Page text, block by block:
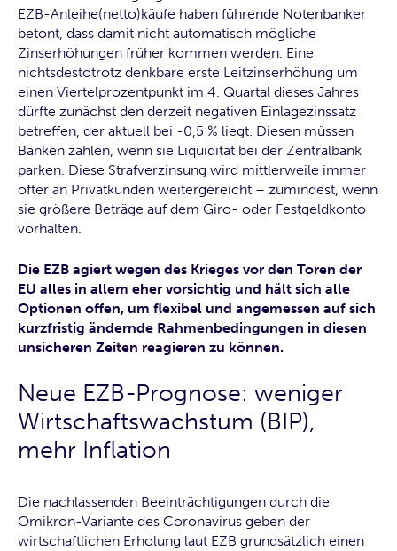
EZB-Anleihe(netto)käufe haben führende Notenbanker
betont, dass damit nicht automatisch mögliche
Zinserhöhungen früher kommen werden. Eine
nichtsdestotrotz denkbare erste Leitzinserhöhung um
einen Viertelprozentpunkt im 4. Quartal dieses Jahres
dürfte zunächst den derzeit negativen Einlagezinssatz
betreffen, der aktuell bei -0,5 % liegt. Diesen müssen
Banken zahlen, wenn sie Liquidität bei der Zentralbank
parken. Diese Strafverzinsung wird mittlerweile immer
öfter an Privatkunden weitergereicht – zumindest, wenn
sie größere Beträge auf dem Giro- oder Festgeldkonto
vorhalten.
Die EZB agiert wegen des Krieges vor den Toren der
EU alles in allem eher vorsichtig und hält sich alle
Optionen offen, um flexibel und angemessen auf sich
kurzfristig ändernde Rahmenbedingungen in diesen
unsicheren Zeiten reagieren zu können.
Neue EZB-Prognose: weniger
Wirtschaftswachstum (BIP),
mehr Inflation
Die nachlassenden Beeinträchtigungen durch die
Omikron-Variante des Coronavirus geben der
wirtschaftlichen Erholung laut EZB grundsätzlich einen